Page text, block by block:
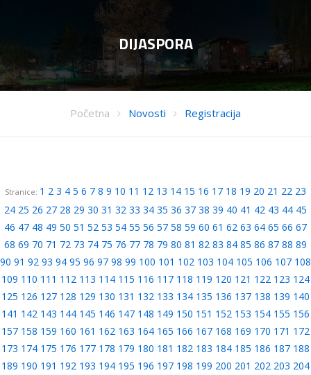
DIJASPORA
Početna Novosti Registracija
Stranice: 1 2 3 4 5 6 7 8 9 10 11 12 13 14 15 16 17 18 19 20 21 22 23
24 25 26 27 28 29 30 31 32 33 34 35 36 37 38 39 40 41 42 43 44 45
46 47 48 49 50 51 52 53 54 55 56 57 58 59 60 61 62 63 64 65 66 67
68 69 70 71 72 73 74 75 76 77 78 79 80 81 82 83 84 85 86 87 88 89
90 91 92 93 94 95 96 97 98 99 100 101 102 103 104 105 106 107 108
109 110 111 112 113 114 115 116 117 118 119 120 121 122 123 124
125 126 127 128 129 130 131 132 133 134 135 136 137 138 139 140
141 142 143 144 145 146 147 148 149 150 151 152 153 154 155 156
157 158 159 160 161 162 163 164 165 166 167 168 169 170 171 172
173 174 175 176 177 178 179 180 181 182 183 184 185 186 187 188
189 190 191 192 193 194 195 196 197 198 199 200 201 202 203 204